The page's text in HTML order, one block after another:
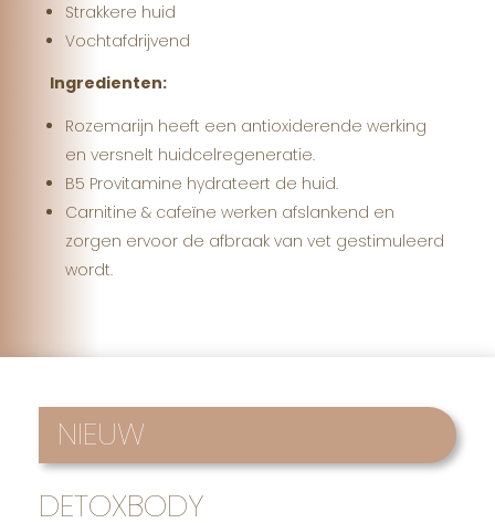
Strakkere huid
Vochtafdrijvend
Ingredienten:
Rozemarijn heeft een antioxiderende werking
en versnelt huidcelregeneratie.
B5 Provitamine hydrateert de huid.
Carnitine & cafeïne werken afslankend en
zorgen ervoor de afbraak van vet gestimuleerd
wordt.
NIEUW
DETOXBODY